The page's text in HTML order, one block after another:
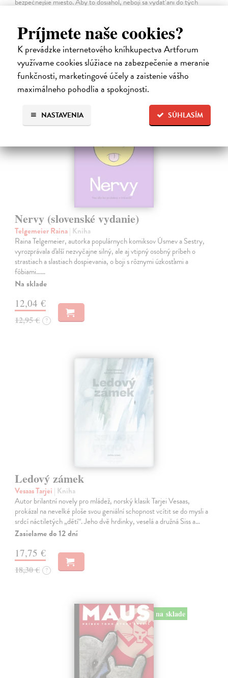
Príjmete naše cookies?
K prevádzke internetového kníhkupectva Artforum
využívame cookies slúžiace na zabezpečenie a meranie
funkčnosti, marketingové účely a zaistenie vášho
maximálneho pohodlia a spokojnosti.
SÚHLASÍM
NASTAVENIA
Na sklade
9,45 €
9,95 € ?
na sklade
Nervy (slovenské vydanie)
Telgemeier Raina| Kniha
Raina Telgemeier, autorka populárnych komiksov Úsmev a Sestry,
vyrozprávala ďalší nezvyčajne silný, ale aj vtipný osobný príbeh o
strastiach a slastiach dospievania, o boji s rôznymi úzkosťami a
fóbiami...…
Na sklade
12,04 €
12,95 € ?
Ledový zámek
Vesaas Tarjei | Kniha
Autor brilantní novely pro mládež, norský klasik Tarjei Vesaas,
prokázal na nevelké ploše svou geniální schopnost vcítit se do mysli a
srdcí náctiletých „dětí“. Jeho dvě hrdinky, veselá a družná Siss a…
Zasielame do 12 dní
17,75 €
18,30 € ?
na sklade